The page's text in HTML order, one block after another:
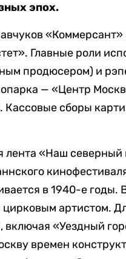
эпох.
Главные роли
продюсером) и
— «Центр
Кассовые сборы
лента «Наш северный
в 1940-е годы.
артистом.
«Уездный
времен